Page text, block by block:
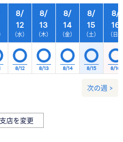
8/
12
（水）
8/
13
（木）
8/
14
（金）
8/
15
（土）
8/12 8/13 8/14 8/15
8/
16
（日）
8/16
次の週 >
支店を変更